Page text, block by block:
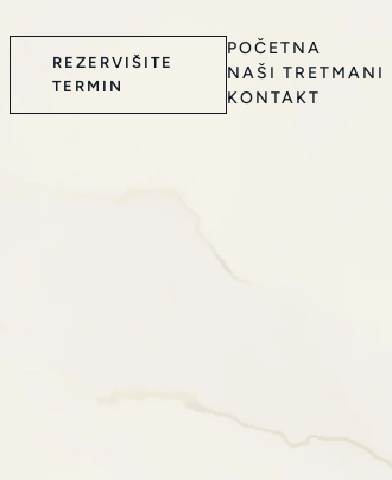
REZERVIŠITE
TERMIN
POČETNA
NAŠI TRETMANI
KONTAKT